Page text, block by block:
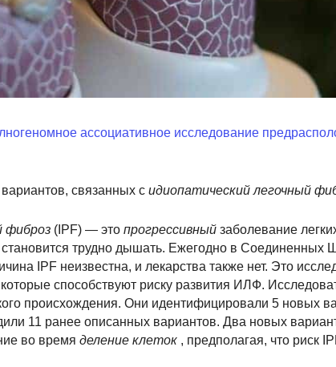
ассоциативное исследование
связанных с идиопатический легочный
фиброз (IPF) — это прогрессивный заболевание
становится трудно дышать. Ежегодно в Соединенных
IPF неизвестна, и лекарства также нет. Это
способствуют риску развития ИЛФ.
происхождения. Они идентифицировали 5 новых
11 ранее описанных вариантов. Два новых
во время деление клеток , предполагая, что риск